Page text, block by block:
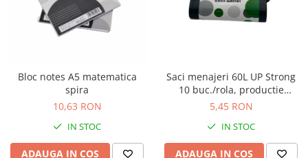
Bloc notes A5 matematica
spira
10,63 RON
IN STOC
ADAUGA IN COS
Saci menajeri 60L UP Strong
10 buc./rola, productie
proprie Unitate Protejata
5,45 RON
IN STOC
ADAUGA IN COS